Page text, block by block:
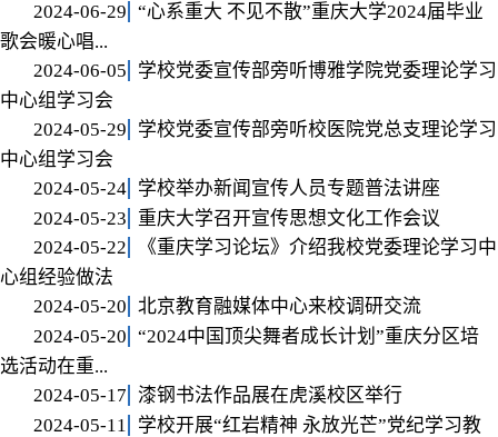
2024-06-29
“心系重大 不见不散”重庆大学2024届毕业
歌会暖心唱...
2024-06-05
学校党委宣传部旁听博雅学院党委理论学习
中心组学习会
2024-05-29
学校党委宣传部旁听校医院党总支理论学习
中心组学习会
2024-05-24 学校举办新闻宣传人员专题普法讲座
2024-05-23
重庆大学召开宣传思想文化工作会议
2024-05-22
《重庆学习论坛》介绍我校党委理论学习中
心组经验做法
2024-05-20
北京教育融媒体中心来校调研交流
2024-05-20
“2024中国顶尖舞者成长计划”重庆分区培
选活动在重...
2024-05-17
漆钢书法作品展在虎溪校区举行
2024-05-11
学校开展“红岩精神 永放光芒”党纪学习教